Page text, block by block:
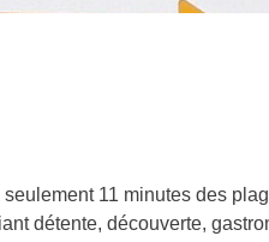
11 minutes des
détente, découverte,